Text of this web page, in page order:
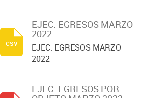
EJEC. EGRESOS MARZO
2022
EJEC. EGRESOS MARZO
2022
csv
EJEC. EGRESOS POR